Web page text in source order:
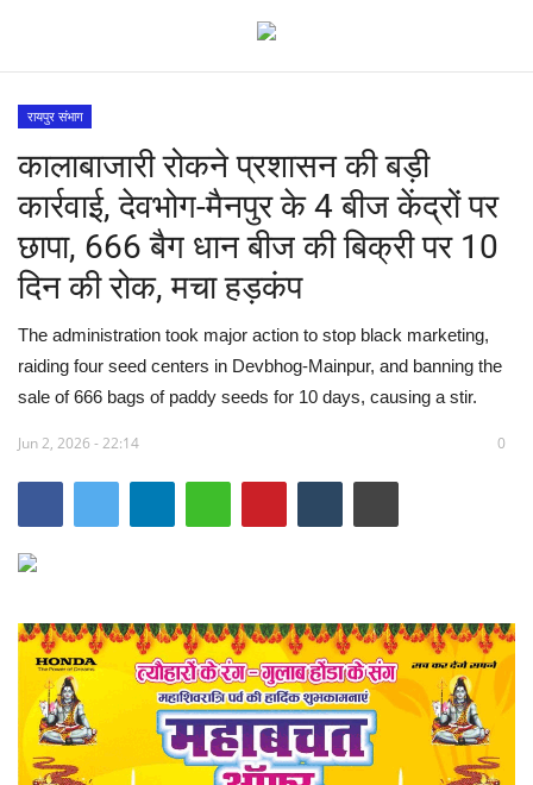
देश
मध्य प्रदेश
विश्व
मुख्य समाचार
विदेश
राष्ट्रीय
राज्य
व्यापार
संपादकीय
रायपुर संभाग
कालाबाजारी रोकने प्रशासन की बड़ी
कार्रवाई, देवभोग-मैनपुर के 4 बीज केंद्रों पर
छापा, 666 बैग धान बीज की बिक्री पर 10
दिन की रोक, मचा हड़कंप
The administration took major action to stop black marketing,
raiding four seed centers in Devbhog-Mainpur, and banning the
sale of 666 bags of paddy seeds for 10 days, causing a stir.
Jun 2, 2026 - 22:14 0